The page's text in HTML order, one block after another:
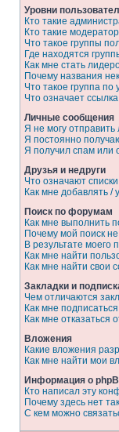
Уровни
Кто такие
Кто такие
Что такое группы
Где находятся
Как мне стать
Почему названия
Что такое группа
Что означает
Личные сообщения
Я не могу
Я постоянно
Я получил спам или
Друзья и недруги
Что означают
Как мне добавлять /
Поиск по форумам
Как мне выполнить
Почему мой поиск
В результате моего
Как мне найти
Как мне найти свои
Закладки и
Чем отличаются
Как мне
Как мне отказаться
Вложения
Какие вложения
Как мне найти мои
Информация о
Кто написал эту
Почему здесь нет
С кем можно